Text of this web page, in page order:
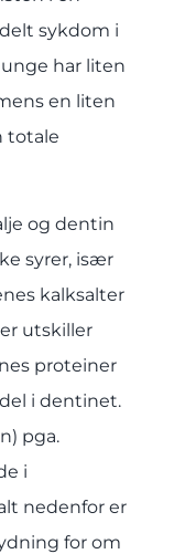
sykdom i
har liten
en liten
totale
og dentin
syrer, især
kalksalter
utskiller
proteiner
i dentinet.
pga.
i
nedenfor er
for om